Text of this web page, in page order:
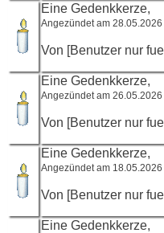
Eine Gedenkkerze,
Angezündet am
Von [Benutzer nur
Eine Gedenkkerze,
Angezündet am
Von [Benutzer nur
Eine Gedenkkerze,
Angezündet am
Von [Benutzer nur
Eine Gedenkkerze,